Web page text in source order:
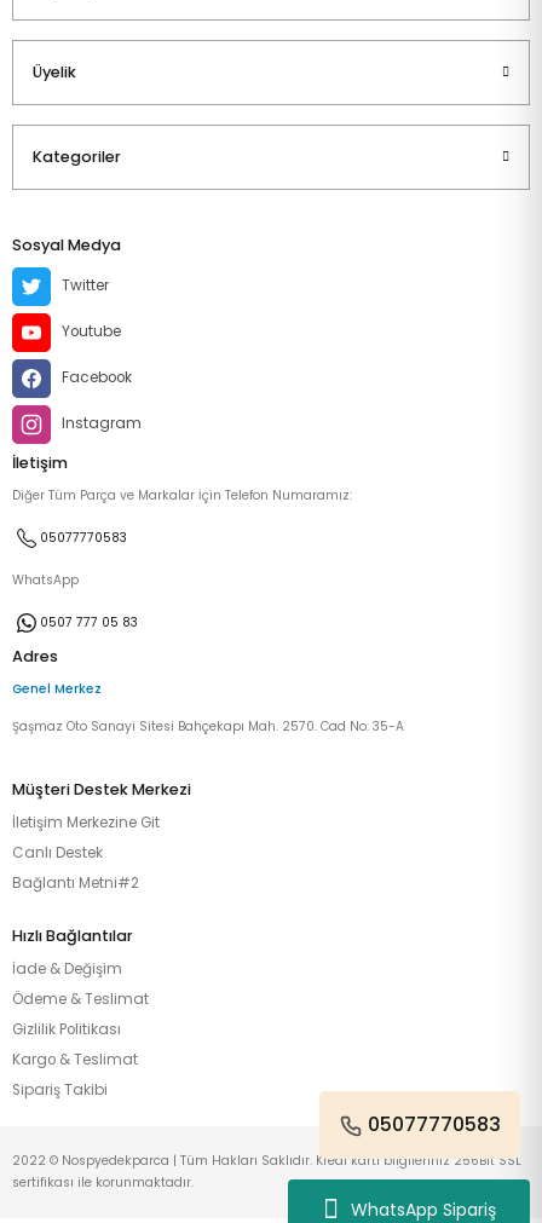
WhatsApp Sipariş
Üyelik
Kategoriler
Sosyal Medya
Twitter
Youtube
Facebook
Instagram
İletişim
Diğer Tüm Parça ve Markalar İçin Telefon Numaramız:
05077770583
WhatsApp
0507 777 05 83
Adres
Genel Merkez
Şaşmaz Oto Sanayi Sitesi Bahçekapı Mah. 2570. Cad No: 35-A
Müşteri Destek Merkezi
İletişim Merkezine Git
Canlı Destek
Bağlantı Metni#2
Hızlı Bağlantılar
İade & Değişim
Ödeme & Teslimat
Gizlilik Politikası
Kargo & Teslimat
Sipariş Takibi
05077770583
2022 © Nospyedekparca | Tüm Hakları Saklıdır. Kredi kartı bilgileriniz 256Bit SSL
sertifikası ile korunmaktadır.